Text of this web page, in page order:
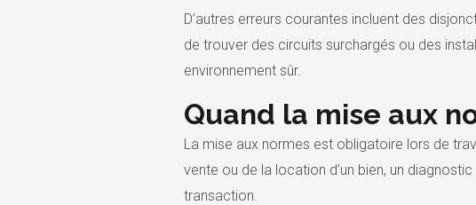
D’autres erreurs courantes incluent des
de trouver des circuits surchargés ou des
environnement sûr.
Quand la mise aux
La mise aux normes est obligatoire lors de
vente ou de la location d’un bien, un
transaction.